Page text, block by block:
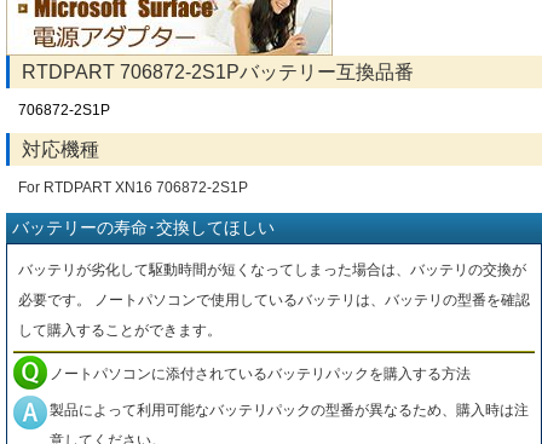
RTDPART 706872-2S1Pバッテリー互換品番
706872-2S1P
対応機種
For RTDPART XN16 706872-2S1P
バッテリーの寿命･交換してほしい
バッテリが劣化して駆動時間が短くなってしまった場合は、バッテリの交換が
必要です。 ノートパソコンで使用しているバッテリは、バッテリの型番を確認
して購入することができます。
ノートパソコンに添付されているバッテリパックを購入する方法
製品によって利用可能なバッテリパックの型番が異なるため、購入時は注